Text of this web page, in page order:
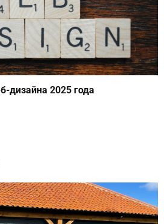
дизайна 2025 года